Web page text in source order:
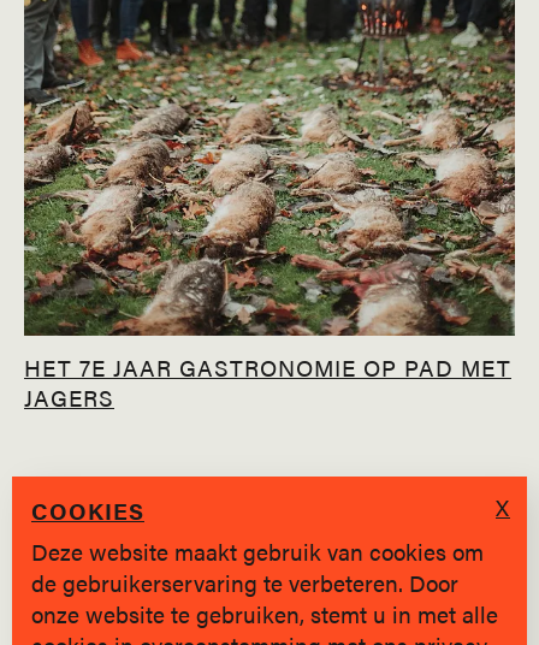
HET 7E JAAR GASTRONOMIE OP PAD MET
JAGERS
SINDS 2019 * BRUGGE
COOKIES
Deze website maakt gebruik van cookies om
de gebruikerservaring te verbeteren. Door
onze website te gebruiken, stemt u in met alle
X